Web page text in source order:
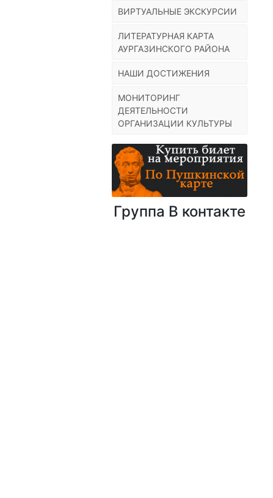
ВИРТУАЛЬНЫЕ ЭКСКУРСИИ
ЛИТЕРАТУРНАЯ КАРТА
АУРГАЗИНСКОГО РАЙОНА
НАШИ ДОСТИЖЕНИЯ
МОНИТОРИНГ
ДЕЯТЕЛЬНОСТИ
ОРГАНИЗАЦИИ КУЛЬТУРЫ
Группа В контакте